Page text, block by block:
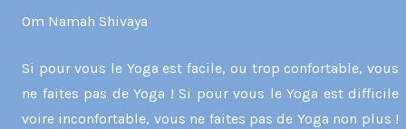
Om Namah Shivaya
Si pour vous le Yoga est facile, ou trop confortable, vous
ne faites pas de Yoga ! Si pour vous le Yoga est difficile
voire inconfortable, vous ne faites pas de Yoga non plus !